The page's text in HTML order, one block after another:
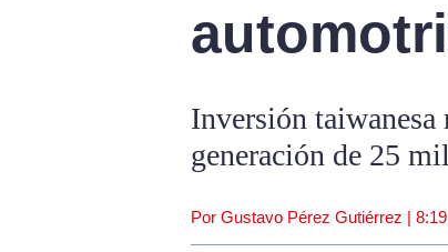
Inversión taiwanesa
generación de 25
Por Gustavo Pérez Gutiérrez |